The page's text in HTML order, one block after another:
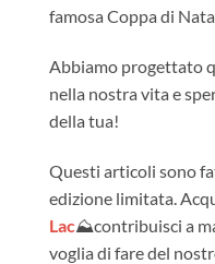
famosa Coppa di
Abbiamo progettato
nella nostra vita e
della tua!
Questi articoli sono
edizione limitata.
Lac⛰️contribuisci a
voglia di fare del